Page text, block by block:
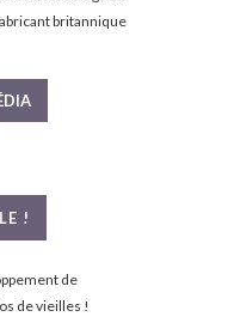
britannique
!
de
de vieilles !